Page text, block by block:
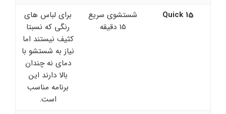
Quick 15
شستشوی سریع
15 دقیقه
برای لباس های
رنگی که نسبتا
کثیف نیستند اما
نیاز به شستشو با
دمای نه چندان
بالا دارند این
برنامه مناسب
است.